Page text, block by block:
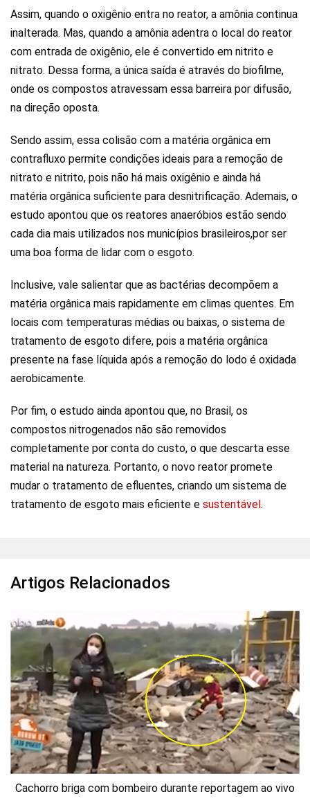
Assim, quando o oxigênio entra no reator, a amônia continua
inalterada. Mas, quando a amônia adentra o local do reator
com entrada de oxigênio, ele é convertido em nitrito e
nitrato. Dessa forma, a única saída é através do biofilme,
onde os compostos atravessam essa barreira por difusão,
na direção oposta.
Sendo assim, essa colisão com a matéria orgânica em
contrafluxo permite condições ideais para a remoção de
nitrato e nitrito, pois não há mais oxigênio e ainda há
matéria orgânica suficiente para desnitrificação. Ademais, o
estudo apontou que os reatores anaeróbios estão sendo
cada dia mais utilizados nos municípios brasileiros,por ser
uma boa forma de lidar com o esgoto.
Inclusive, vale salientar que as bactérias decompõem a
matéria orgânica mais rapidamente em climas quentes. Em
locais com temperaturas médias ou baixas, o sistema de
tratamento de esgoto difere, pois a matéria orgânica
presente na fase líquida após a remoção do lodo é oxidada
aerobicamente.
Por fim, o estudo ainda apontou que, no Brasil, os
compostos nitrogenados não são removidos
completamente por conta do custo, o que descarta esse
material na natureza. Portanto, o novo reator promete
mudar o tratamento de efluentes, criando um sistema de
tratamento de esgoto mais eficiente e sustentável .
Artigos Relacionados
Cachorro briga com bombeiro durante reportagem ao vivo